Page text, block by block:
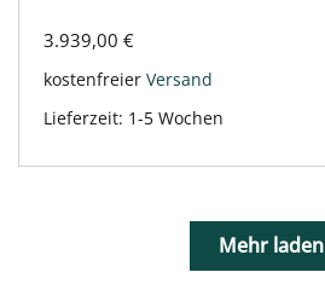
3.939,00 €
kostenfreier Versand
Lieferzeit: 1-5 Wochen
Mehr laden